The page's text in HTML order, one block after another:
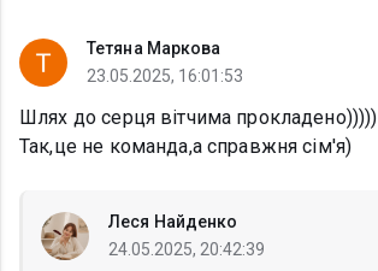
Тетяна Маркова
23.05.2025, 16:01:53
Шлях до серця вітчима прокладено)))))
Так,це не команда,а справжня сім'я)
Леся Найденко
24.05.2025, 20:42:39